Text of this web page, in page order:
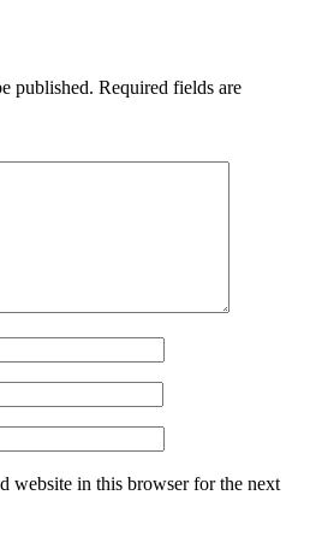
published. Required fields are
website in this browser for the next